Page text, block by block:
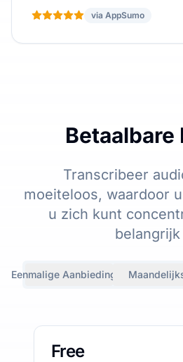
via AppSumo
Betaalbare
Transcribeer
moeiteloos, waardoor
u zich kunt
belangrijk
Eenmalige Aanbiedingen
Free